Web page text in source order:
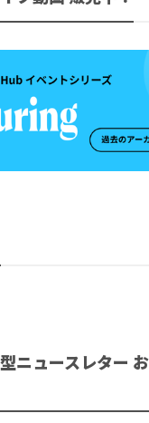
ニュースレター